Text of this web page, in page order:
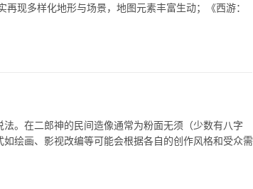
现多样化地形与场景，地图元素丰富生动；《西游：
。在二郎神的民间造像通常为粉面无须（少数有八字
绘画、影视改编等可能会根据各自的创作风格和受众需